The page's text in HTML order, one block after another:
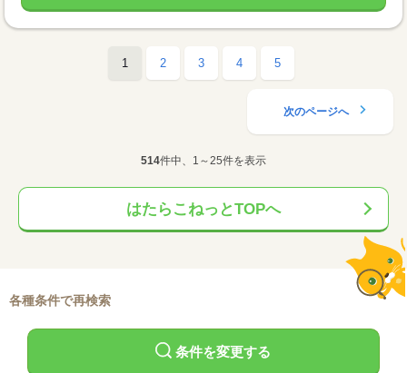
1 2 3 4 5
次のページへ
514件中、1～25件を表示
はたらこねっとTOPへ
各種条件で再検索
条件を変更する